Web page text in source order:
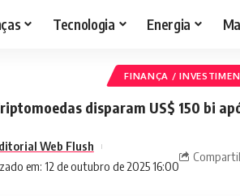
Tecnologia Energia
FINANÇA /
disparam US$ 150 bi
em: 12 de outubro de 2025 16:00
Web Flush